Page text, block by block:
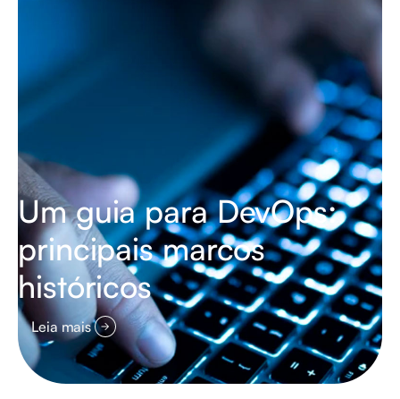
Um guia para DevOps:
principais marcos
históricos
Leia mais